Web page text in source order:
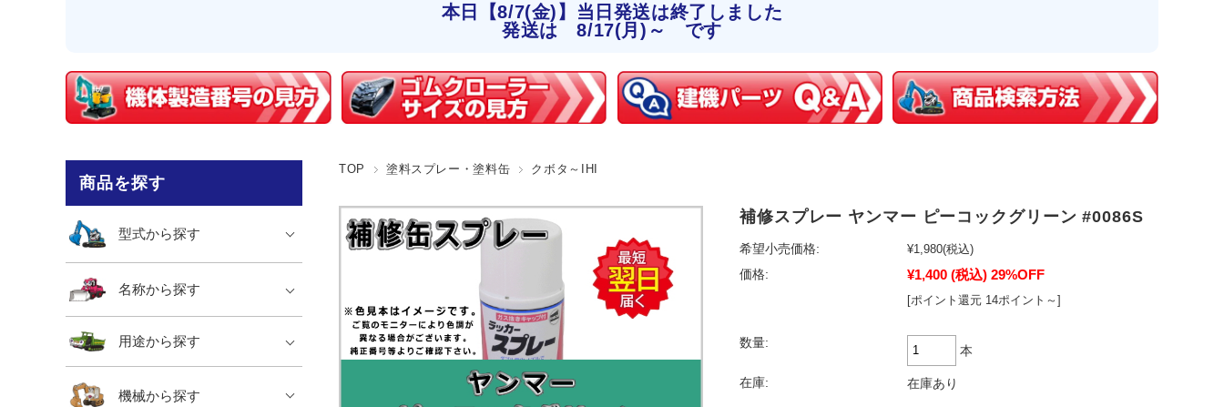
本日【8/7(金)】当日発送は終了しました
発送は 8/17(月)～ です
TOP 塗料スプレー・塗料缶 クボタ～IHI
補修スプレー ヤンマー ピーコックグリーン #0086S
希望小売価格: ¥1,980(税込)
価格:
¥1,400 (税込) 29%OFF
[ポイント還元 14ポイント～]
数量:
本
在庫: 在庫あり
商品を探す
型式から探す
名称から探す
用途から探す
機械から探す